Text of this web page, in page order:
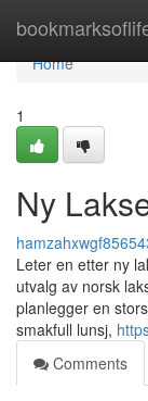
Home
Home
1
Ny
Leter en etter ny
utvalg av norsk
planlegger en
smakfull lunsj,
Comments